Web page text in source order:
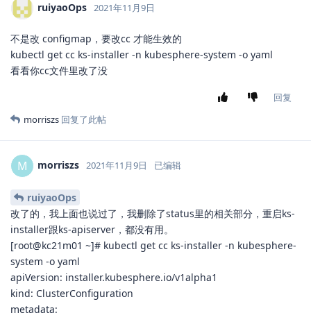
ruiyaoOps 2021年11月9日
不是改 configmap，要改cc 才能生效的
kubectl get cc ks-installer -n kubesphere-system -o yaml
看看你cc文件里改了没
回复
morriszs 回复了此帖
M morriszs 2021年11月9日 已编辑
ruiyaoOps
改了的，我上面也说过了，我删除了status里的相关部分，重启ks-
installer跟ks-apiserver，都没有用。
[root@kc21m01 ~]# kubectl get cc ks-installer -n kubesphere-
system -o yaml
apiVersion: installer.kubesphere.io/v1alpha1
kind: ClusterConfiguration
metadata: